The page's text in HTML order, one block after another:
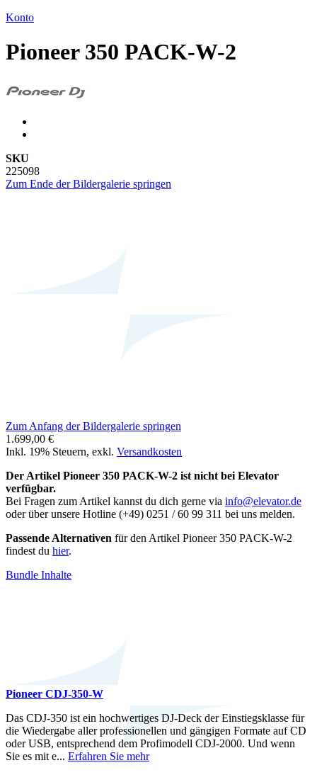
Konto
Pioneer 350 PACK-W-2
SKU
225098
Zum Ende der Bildergalerie springen
Zum Anfang der Bildergalerie springen
1.699,00 €
Inkl. 19% Steuern, exkl. Versandkosten
Der Artikel Pioneer 350 PACK-W-2 ist nicht bei Elevator
verfügbar.
Bei Fragen zum Artikel kannst du dich gerne via info@elevator.de
oder über unsere Hotline (+49) 0251 / 60 99 311 bei uns melden.
Passende Alternativen für den Artikel Pioneer 350 PACK-W-2
findest du hier.
Bundle Inhalte
Pioneer CDJ-350-W
Das CDJ-350 ist ein hochwertiges DJ-Deck der Einstiegsklasse für
die Wiedergabe aller professionellen und gängigen Formate auf CD
oder USB, entsprechend dem Profimodell CDJ-2000. Und wenn
Sie es mit e... Erfahren Sie mehr